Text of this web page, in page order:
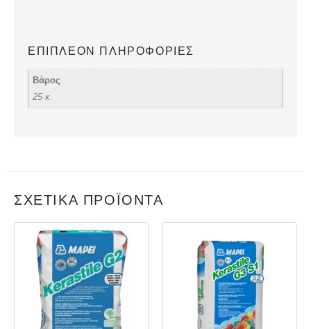
ΕΠΙΠΛΈΟΝ ΠΛΗΡΟΦΟΡΊΕΣ
Βάρος
25 κ.
ΣΧΕΤΙΚΆ ΠΡΟΪΌΝΤΑ